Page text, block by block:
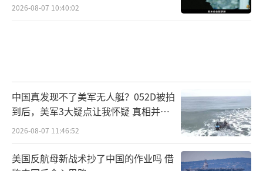
2026-08-07 10:40:02
中国真发现不了美军无人艇？052D被拍
到后，美军3大疑点让我怀疑 真相并非
如此
2026-08-07 11:46:52
美国反航母新战术抄了中国的作业吗 借